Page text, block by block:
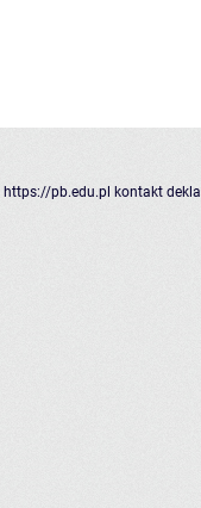
https://pb.edu.pl kontakt